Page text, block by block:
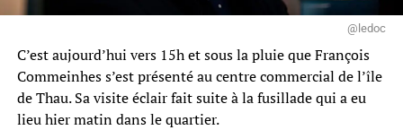
@ledoc
C’est aujourd’hui vers 15h et sous la pluie que François
Commeinhes s’est présenté au centre commercial de l’île
de Thau. Sa visite éclair fait suite à la fusillade qui a eu
lieu hier matin dans le quartier.